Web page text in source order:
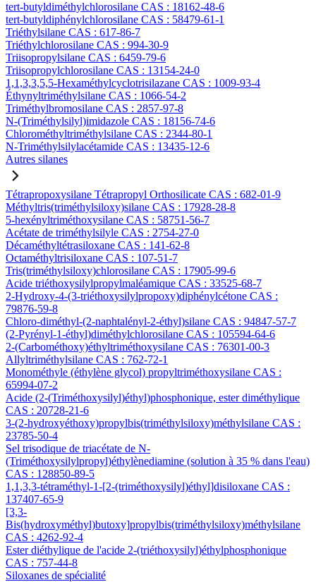
tert-butyldiméthylchlorosilane CAS : 18162-48-6
tert-butyldiphénylchlorosilane CAS : 58479-61-1
Triéthylsilane CAS : 617-86-7
Triéthylchlorosilane CAS : 994-30-9
Triisopropylsilane CAS : 6459-79-6
Triisopropylchlorosilane CAS : 13154-24-0
1,1,3,3,5,5-Hexaméthylcyclotrisilazane CAS : 1009-93-4
Éthynyltriméthylsilane CAS : 1066-54-2
Triméthylbromosilane CAS : 2857-97-8
N-(Triméthylsilyl)imidazole CAS : 18156-74-6
Chlorométhyltriméthylsilane CAS : 2344-80-1
N-Triméthylsilylacétamide CAS : 13435-12-6
Autres silanes
Tétrapropoxysilane Tétrapropyl Orthosilicate CAS : 682-01-9
Méthyltris(triméthylsiloxy)silane CAS : 17928-28-8
5-hexényltriméthoxysilane CAS : 58751-56-7
Acétate de triméthylsilyle CAS : 2754-27-0
Décaméthyltétrasiloxane CAS : 141-62-8
Octaméthyltrisiloxane CAS : 107-51-7
Tris(triméthylsiloxy)chlorosilane CAS : 17905-99-6
Acide triéthoxysilylpropylmaléamique CAS : 33525-68-7
2-Hydroxy-4-(3-triéthoxysilylpropoxy)diphénylcétone CAS :
79876-59-8
Chloro-diméthyl-(2-naphtalényl-2-éthyl)silane CAS : 94847-57-7
(2-Pyrényl-1-éthyl)diméthylchlorosilane CAS : 105594-64-6
2-(Carbométhoxy)éthyltriméthoxysilane CAS : 76301-00-3
Allyltriméthylsilane CAS : 762-72-1
Monométhyle (éthylène glycol) propyltriméthoxysilane CAS :
65994-07-2
Acide (2-(Triméthoxysilyl)éthyl)phosphonique, ester diméthylique
CAS : 20728-21-6
3-(2-hydroxyéthoxy)propylbis(triméthylsiloxy)méthylsilane CAS :
23785-50-4
Sel trisodique de triacétate de N-
(Triméthoxysilylpropyl)éthylènediamine (solution à 35 % dans l'eau)
CAS : 128850-89-5
1,1,3,3-tétraméthyl-1-[2-(triméthoxysilyl)éthyl]disiloxane CAS :
137407-65-9
[3,3-
Bis(hydroxyméthyl)butoxy]propylbis(triméthylsiloxy)méthylsilane
CAS : 4262-92-4
Ester diéthylique de l'acide 2-(triéthoxysilyl)éthylphosphonique
CAS : 757-44-8
Siloxanes de spécialité